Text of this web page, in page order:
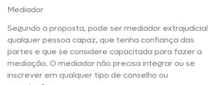
Mediador
Segundo a proposta, pode ser mediador extrajudicial
qualquer pessoa capaz, que tenha confiança das
partes e que se considere capacitada para fazer a
mediação. O mediador não precisa integrar ou se
inscrever em qualquer tipo de conselho ou